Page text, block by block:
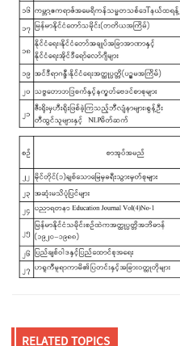
RELATED TOPICS